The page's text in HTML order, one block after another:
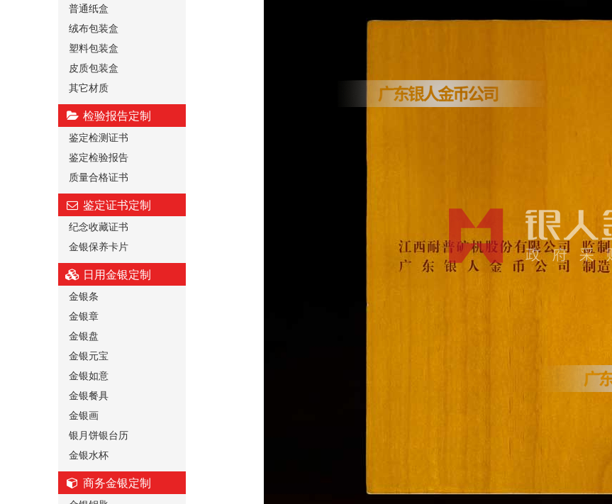
普通纸盒
绒布包装盒
塑料包装盒
皮质包装盒
其它材质
检验报告定制
鉴定检测证书
鉴定检验报告
质量合格证书
鉴定证书定制
纪念收藏证书
金银保养卡片
日用金银定制
金银条
金银章
金银盘
金银元宝
金银如意
金银餐具
金银画
银月饼银台历
金银水杯
商务金银定制